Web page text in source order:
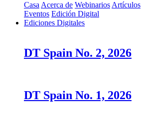
Casa Acerca de Webinarios Artículos
Eventos Edición Digital
Ediciones Digitales
DT Spain No. 2, 2026
DT Spain No. 1, 2026